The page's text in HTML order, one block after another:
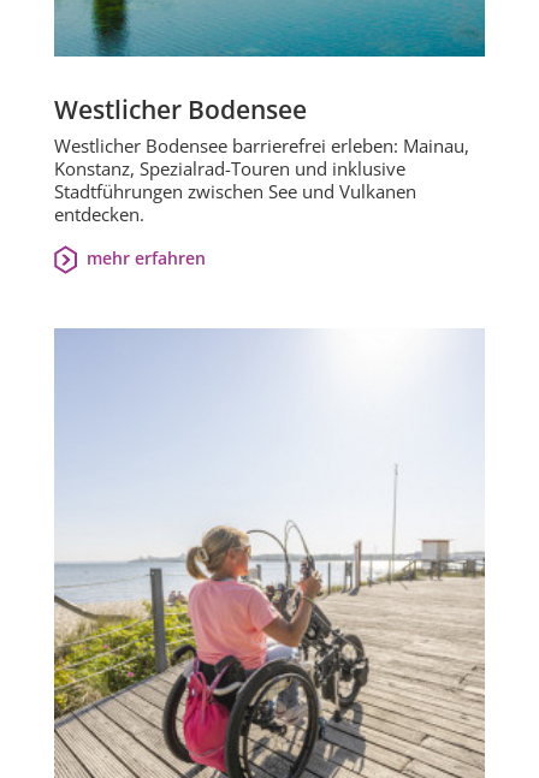
Westlicher Bodensee
Westlicher Bodensee barrierefrei erleben: Mainau,
Konstanz, Spezialrad-Touren und inklusive
Stadtführungen zwischen See und Vulkanen
entdecken.
mehr erfahren